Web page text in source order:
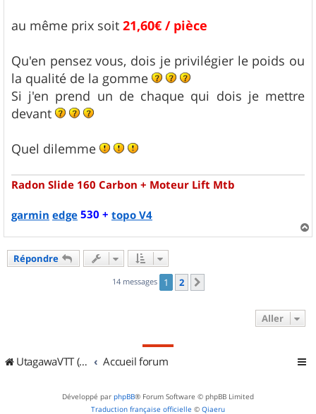
au même prix soit 21,60€ / pièce
Qu'en pensez vous, dois je privilégier le poids ou
la qualité de la gomme
Si j'en prend un de chaque qui dois je mettre
devant
Quel dilemme
Radon Slide 160 Carbon + Moteur Lift Mtb
garmin edge530 + topo V4
a
Répondre
14 messages 1 2
Aller
UtagawaVTT (Randos VTT et VTTAE avec traces GPS) Accueil forum
Développé par phpBB® Forum Software © phpBB Limited
Traduction française officielle © Qiaeru